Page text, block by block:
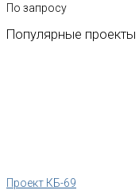
По запросу
Популярные проекты
Проект КБ-69